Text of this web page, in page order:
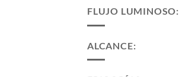
FLUJO LUMINOSO:
ALCANCE: